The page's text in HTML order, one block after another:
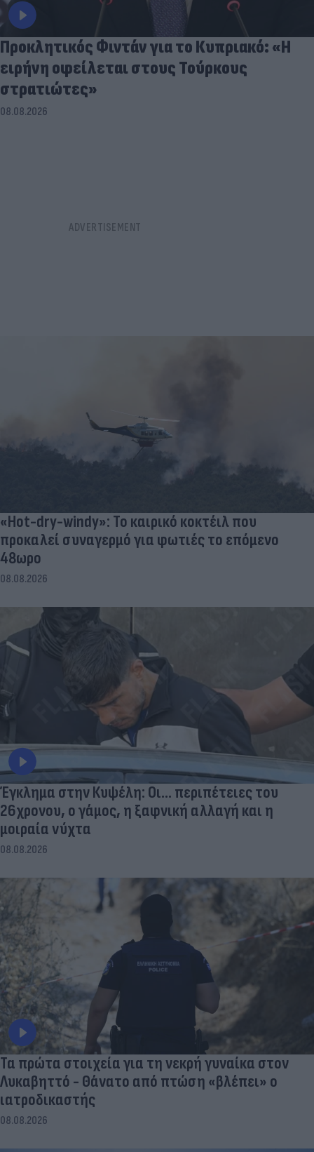
Προκλητικός Φιντάν για το Κυπριακό: «Η
ειρήνη οφείλεται στους Τούρκους
στρατιώτες»
08.08.2026
«Hot-dry-windy»: Το καιρικό κοκτέιλ που
προκαλεί συναγερμό για φωτιές το επόμενο
48ωρο
08.08.2026
Έγκλημα στην Κυψέλη: Οι... περιπέτειες του
26χρονου, ο γάμος, η ξαφνική αλλαγή και η
μοιραία νύχτα
08.08.2026
Τα πρώτα στοιχεία για τη νεκρή γυναίκα στον
Λυκαβηττό - Θάνατο από πτώση «βλέπει» ο
ιατροδικαστής
08.08.2026